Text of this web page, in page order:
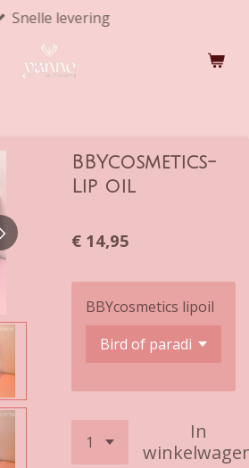
Snelle levering
BBYcosmetics-
Lip oil
€ 14,95
BBYcosmetics lipoil
In